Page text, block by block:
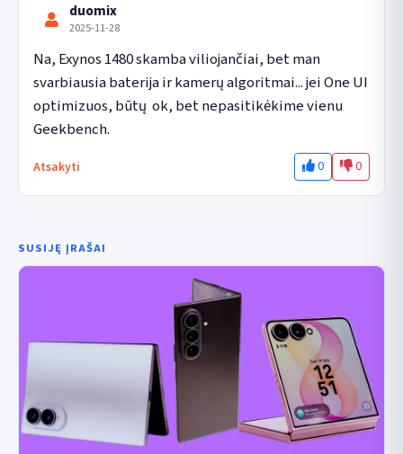
duomix
2025-11-28
Na, Exynos 1480 skamba viliojančiai, bet man
svarbiausia baterija ir kamerų algoritmai... jei One UI
optimizuos, būtų  ok, bet nepasitikėkime vienu
Geekbench.
Atsakyti 0 0
SUSIJĘ ĮRAŠAI